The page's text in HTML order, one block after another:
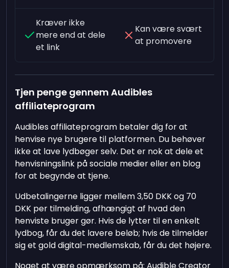
Kræver ikke
mere end at dele
et link
Kan være svært
at promovere
Tjen penge gennem Audibles
affiliateprogram
Audibles affiliateprogram betaler dig for at
henvise nye brugere til platformen. Du behøver
ikke at lave lydbøger selv. Det er nok at dele et
henvisningslink på sociale medier eller en blog
for at begynde at tjene.
Udbetalingerne ligger mellem3,50 DKKog 70
DKK per tilmelding, afhængigt af hvad den
henviste bruger gør. Hvis de lytter til en enkelt
lydbog, får du det lavere beløb; hvis de tilmelder
sig et gold digital-medlemskab, får du det højere.
Noget at være opmærksom på: Audible Creator